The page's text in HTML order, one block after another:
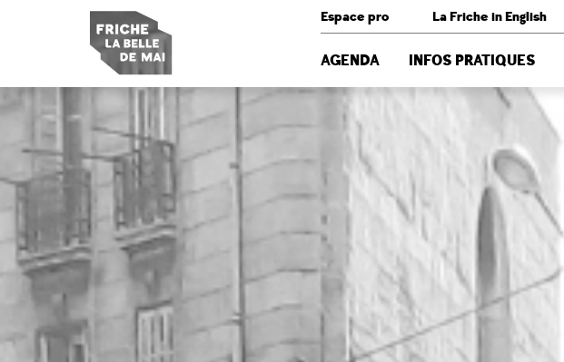
Espace pro La Friche in English
AGENDA INFOS PRATIQUES
Panneau de gestion des cookies